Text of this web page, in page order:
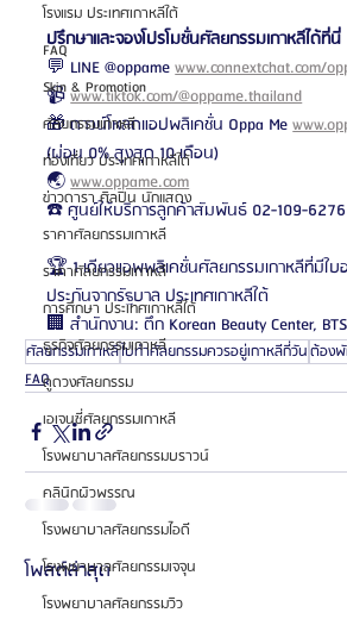
โรงแรม ประเทศเกาหลีใต้
FAQ
Skin & Promotion
ศัลยกรรมเกาหลี
ท่องเที่ยว ประเทศเกาหลีใต้
ข่าวดารา ศิลปิน นักแสดง
ราคาศัลยกรรมเกาหลี
ราคาศัลยกรรมเกาหลี
การศึกษา ประเทศเกาหลีใต้
ธุรกิจศัลยกรรมเกาหลี
ดูดวงศัลยกรรม
เอเจนซี่ศัลยกรรมเกาหลี
โรงพยาบาลศัลยกรรมบราวน์
คลินิกผิวพรรณ
โรงพยาบาลศัลยกรรมไอดี
โรงพยาบาลศัลยกรรมเจจุน
โรงพยาบาลศัลยกรรมวิว
ปรึกษาและจองโปรโมชั่นศัลยกรรมเกาหลีได้ที่นี่
💬 LINE @oppame www.connextchat.com/
📹 www.tiktok.com/@oppame.thailand
🎁 ดาวน์โหลดแอปพลิเคชั่น Oppa Me
(ผ่อน 0% สูงสุด 10 เดือน)
🌏 www.oppame.com
☎️ ศูนย์ให้บริการลูกค้าสัมพันธ์ 02-109-6276
🏆 1 เดียวแอพพลิเคชั่นศัลยกรรมเกาหลีที่มีใ
ประกันจากรัฐบาล ประเทศเกาหลีใต้
🏢 สำนักงาน: ตึก Korean Beauty Center,
ศัลยกรรมเกาหลีไปทำศัลยกรรมควรอยู่เกาหลีกี่วันต้อง
FAQ
โพสต์ล่าสุด